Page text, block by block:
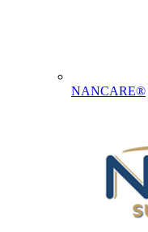
NANCARE®